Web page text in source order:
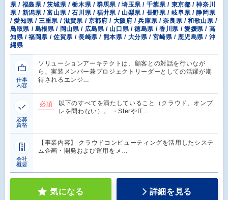
県 / 福島県 / 茨城県 / 栃木県 / 群馬県 / 埼玉県 / 千葉県 / 東京都 / 神奈川
県 / 新潟県 / 富山県 / 石川県 / 福井県 / 山梨県 / 長野県 / 岐阜県 / 静岡県
/ 愛知県 / 三重県 / 滋賀県 / 京都府 / 大阪府 / 兵庫県 / 奈良県 / 和歌山県 /
鳥取県 / 島根県 / 岡山県 / 広島県 / 山口県 / 徳島県 / 香川県 / 愛媛県 / 高
知県 / 福岡県 / 佐賀県 / 長崎県 / 熊本県 / 大分県 / 宮崎県 / 鹿児島県 / 沖
縄県
仕事
内容
ソリューションアーキテクトは、顧客との対話を行いなが
ら、実装メンバー兼プロジェクトリーダーとしての活躍が期
待されるエンジ…
応募
資格
必須
以下のすべてを満たしていること（クラウド、オンプ
レを問わない）。 ・SIerやIT…
会社
概要
【事業内容】 クラウドコンピューティングを活用したシステ
ム企画・開発および運用をメ…
気になる 詳細を見る